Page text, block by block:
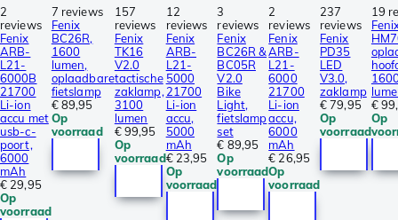
2
reviews
Fenix
ARB-
L21-
6000B
21700
Li-ion
accu met
usb-c-
poort,
6000
mAh
€ 29,95
Op
voorraad
7 reviews
Fenix
BC26R,
1600
lumen,
oplaadbare
fietslamp
€ 89,95
Op
voorraad
157
reviews
Fenix
TK16
V2.0
tactische
zaklamp,
3100
lumen
€ 99,95
Op
voorraad
12
reviews
Fenix
ARB-
L21-
5000
21700
Li-ion
accu,
5000
mAh
€ 23,95
Op
voorraad
3
reviews
Fenix
BC26R &
BC05R
V2.0
Bike
Light,
fietslamp
set
€ 89,95
Op
voorraad
2
reviews
Fenix
ARB-
L21-
6000
21700
Li-ion
accu,
6000
mAh
€ 26,95
Op
voorraad
237
reviews
Fenix
PD35
LED
V3.0,
zaklamp
€ 79,95
Op
voorraad
19
€
Op